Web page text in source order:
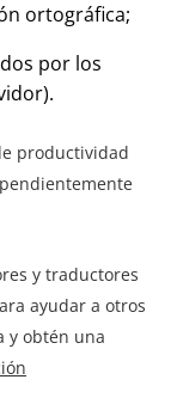
ortográfica;
por los
productividad
y traductores
ayudar a otros
y obtén una